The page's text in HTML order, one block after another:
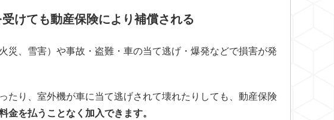
けても動産保険により補償される
災、雪害）や事故・盗難・車の当て逃げ・爆発などで損害が発
たり、室外機が車に当て逃げされて壊れたりしても、動産保険
金を払うことなく加入できます。